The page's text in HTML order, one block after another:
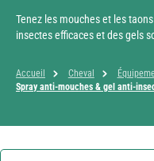
Tenez les mouches et les
insectes efficaces et des gels
Accueil Cheval
Spray anti-mouches & gel anti-